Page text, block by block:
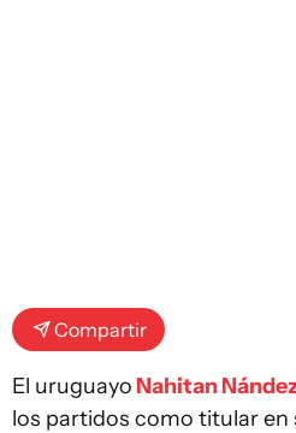
Compartir
El uruguayo Nahitan
los partidos como titular en